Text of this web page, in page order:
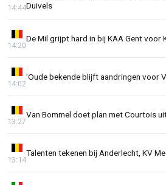
Duivels
14:44
De Mil grijpt hard in bij KAA Gent voor
14:20
'Oude bekende blijft aandringen voor
14:02
Van Bommel doet plan met Courtois
13:27
Talenten tekenen bij Anderlecht, KV
13:14